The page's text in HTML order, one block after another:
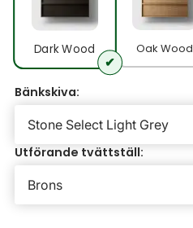
Dark Wood Oak Wood
Bänkskiva:
Utförande tvättställ: